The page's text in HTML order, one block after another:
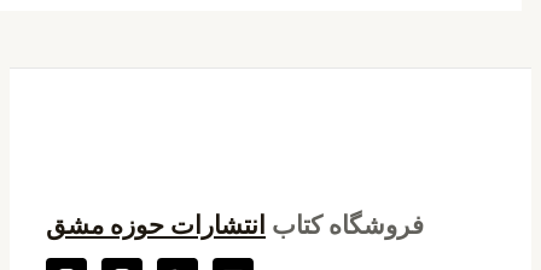
فروشگاه کتابانتشارات حوزه مشق